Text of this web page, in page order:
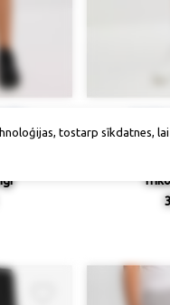
tostarp sīkdatnes,